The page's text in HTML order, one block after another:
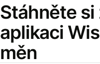
Stáhněte si
aplikaci
měn